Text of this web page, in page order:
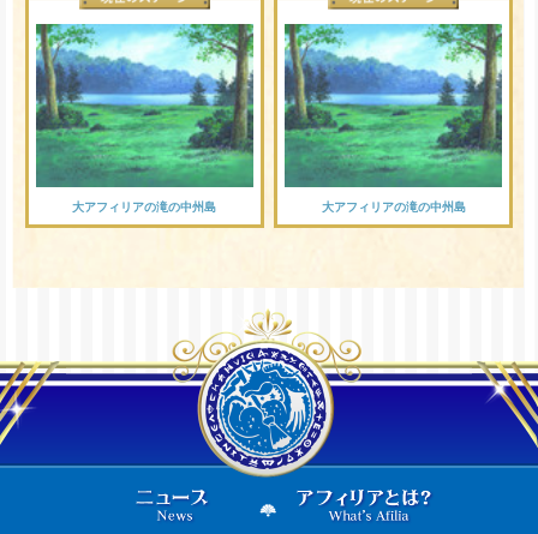
大アフィリアの滝の中州島 大アフィリアの滝の中州島